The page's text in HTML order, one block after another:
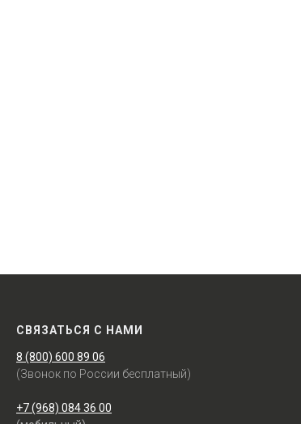
СВЯЗАТЬСЯ С НАМИ
8 (800) 600 89 06
(Звонок по России бесплатный)
+7 (968) 084 36 00